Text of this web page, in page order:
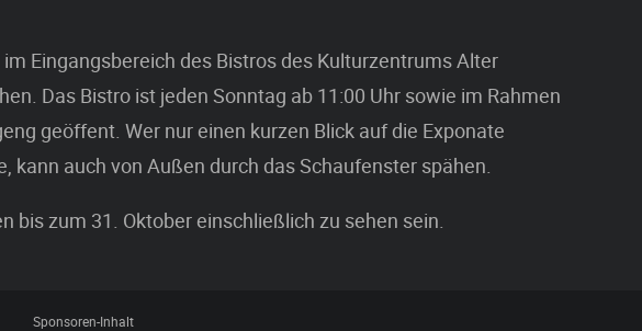
im Eingangsbereich des Bistros des Kulturzentrums Alter
Das Bistro ist jeden Sonntag ab 11:00 Uhr sowie im Rahmen
geöffent. Wer nur einen kurzen Blick auf die Exponate
kann auch von Außen durch das Schaufenster spähen.
bis zum 31. Oktober einschließlich zu sehen sein.
Sponsoren-Inhalt